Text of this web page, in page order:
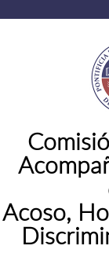
Acoso,